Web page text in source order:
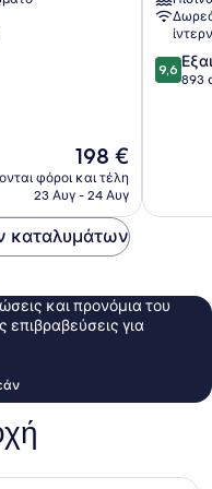
Η
τιμή
είναι
198 €
φόροι και τέλη
23 Αυγ - 24 Αυγ
Κέντρο
της
Μάλαγα
9.6
στα
9,6
893
καταλυμάτων
και προνόμια του
για